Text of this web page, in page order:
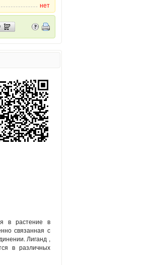
нет
в растение в
связанная с
Лиганд ,
в различных